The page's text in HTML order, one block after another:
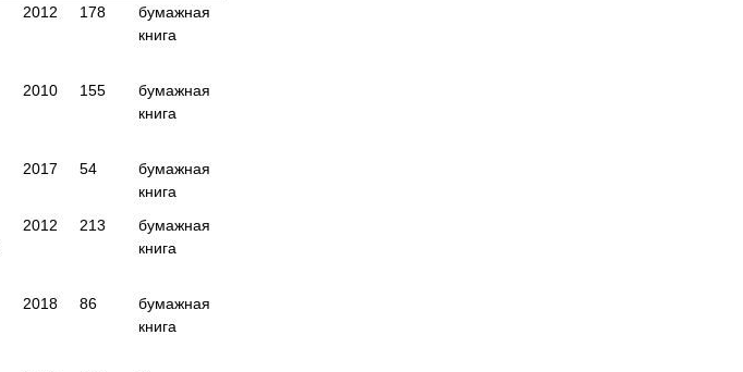
2012 178
бумажная
книга
2010 155
бумажная
книга
2017 54
бумажная
книга
2012 213
бумажная
книга
2018 86
бумажная
книга